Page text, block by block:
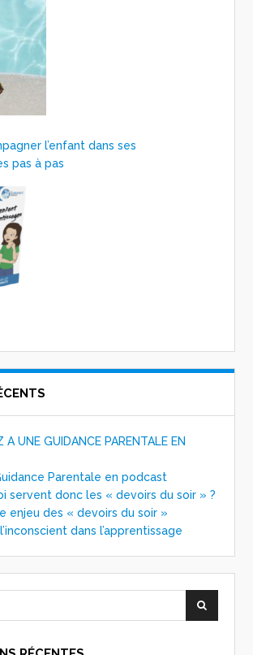
l’enfant dans ses
pas à pas
A UNE GUIDANCE PARENTALE EN
Parentale en podcast
servent donc les « devoirs du soir » ?
enjeu des « devoirs du soir »
dans l’apprentissage